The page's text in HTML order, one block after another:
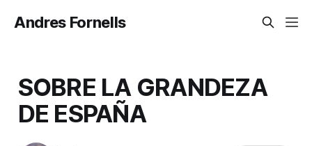
Andres Fornells
SOBRE LA GRANDEZA
DE ESPAÑA